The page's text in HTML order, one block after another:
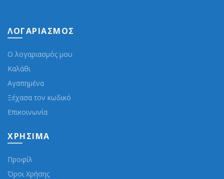
ΛΟΓΑΡΙΑΣΜΌΣ
Ο λογαριασμός μου
Καλάθι
Αγαπημένα
Ξέχασα τον κωδικό
Επικοινωνία
ΧΡΉΣΙΜΑ
Προφίλ
Όροι Χρήσης